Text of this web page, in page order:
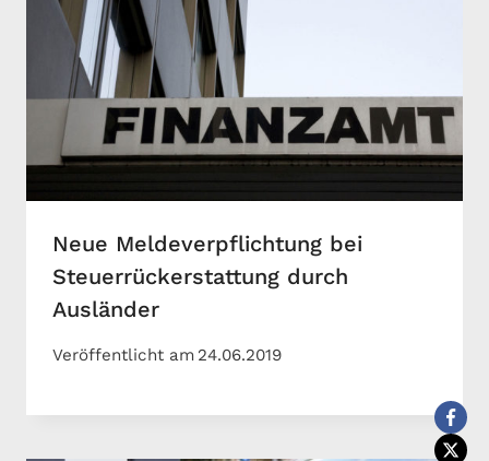
Neue Meldeverpflichtung bei
Steuerrückerstattung durch
Ausländer
Veröffentlicht am 24.06.2019